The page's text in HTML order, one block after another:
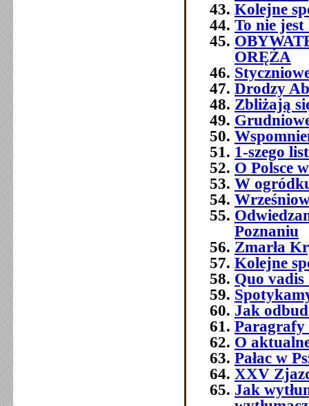
Kolejne
To nie
ORĘŻA
Drodzy
Zbliżają
1-szego
O Polsce
W
Poznaniu
Zmarła
Kolejne
Quo vadis
Jak
Paragrafy
O
Pałac w
XXV
Jak